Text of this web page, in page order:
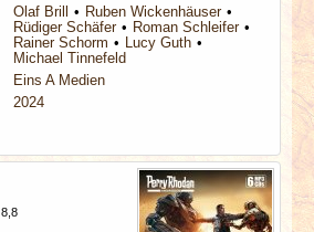
Olaf Brill
Ruben Wickenhäuser
Rüdiger Schäfer
Roman Schleifer
Rainer Schorm
Lucy Guth
Michael Tinnefeld
Eins A Medien
2024
8,8